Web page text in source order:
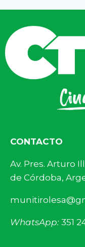
CONTACTO
Av. Pres.
de Córdoba,
WhatsApp: 351